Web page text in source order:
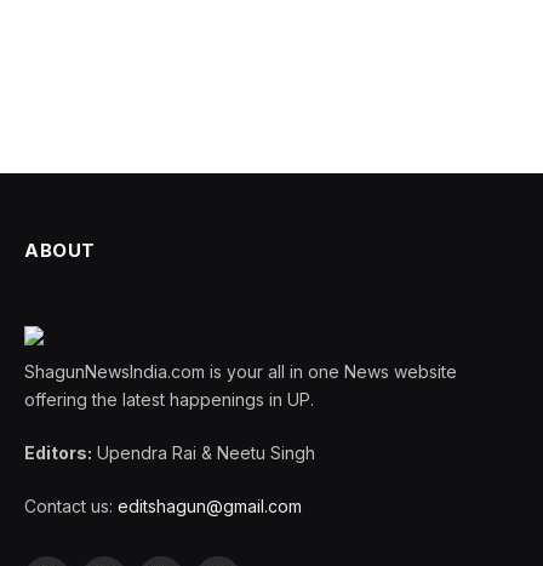
ABOUT
ShagunNewsIndia.com is your all in one News website
offering the latest happenings in UP.
Editors: Upendra Rai & Neetu Singh
Contact us: editshagun@gmail.com